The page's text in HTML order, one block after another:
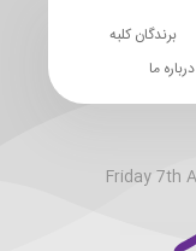
برندگان کلبه
درباره ما